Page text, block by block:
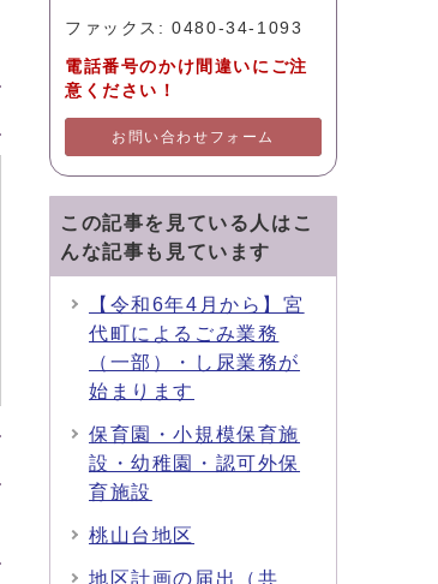
ファックス: 0480-34-1093
電話番号のかけ間違いにご注
意ください！
お問い合わせフォーム
この記事を見ている人はこ
んな記事も見ています
【令和6年4月から】宮
代町によるごみ業務
（一部）・し尿業務が
始まります
保育園・小規模保育施
設・幼稚園・認可外保
育施設
桃山台地区
地区計画の届出（共